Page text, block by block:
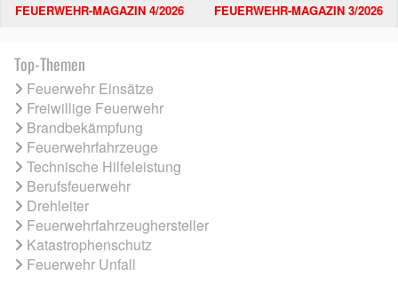
FEUERWEHR-MAGAZIN 4/2026 FEUERWEHR-MAGAZIN 3/2026
Top-Themen
Feuerwehr Einsätze
Freiwillige Feuerwehr
Brandbekämpfung
Feuerwehrfahrzeuge
Technische Hilfeleistung
Berufsfeuerwehr
Drehleiter
Feuerwehrfahrzeughersteller
Katastrophenschutz
Feuerwehr Unfall